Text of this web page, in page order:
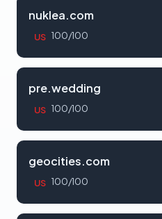
nuklea.com
US 100/100
pre.wedding
US 100/100
geocities.com
US 100/100